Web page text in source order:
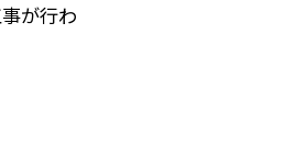
が行わ